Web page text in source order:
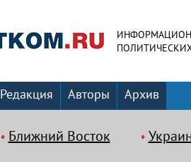
Редакция Авторы Архив
Ближний Восток